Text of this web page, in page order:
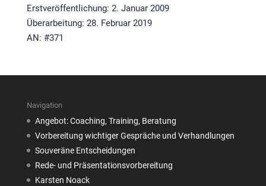
Erstveröffentlichung: 2. Januar 2009
Überarbeitung: 28. Februar 2019
AN: #371
Navigation
Angebot: Coaching, Training, Beratung
Vorbereitung wichtiger Gespräche und Verhandlungen
Souveräne Entscheidungen
Rede- und Präsentationsvorbereitung
Karsten Noack